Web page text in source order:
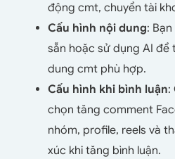
động cmt, chuyển tài
Cấu hình nội dung:
sẵn hoặc sử dụng AI
dung cmt phù hợp.
Cấu hình khi bình luận:
chọn tăng comment
nhóm, profile, reels và
xúc khi tăng bình luận.